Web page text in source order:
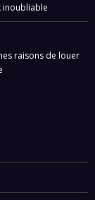
inoubliable
raisons de louer